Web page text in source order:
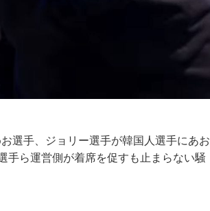
選手、ジョリー選手が韓国人選手にあお
手ら運営側が着席を促すも止まらない騒